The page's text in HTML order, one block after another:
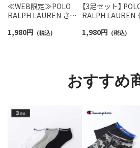
≪WEB限定≫POLO
RALPH LAUREN さら
スニーカー丈ソックス
1,980円 (税込)
【3足セット】
RALPH LAUREN
ンポイントソック
1,980円 (税込)
おすすめ